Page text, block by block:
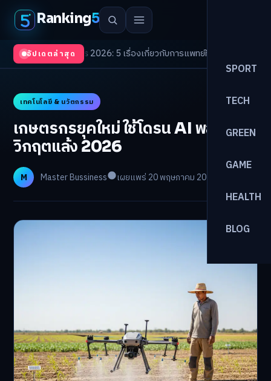
Ranking5
SPORT
TECH
GREEN
GAME
HEALTH
BLOG
อัปเดตล่าสุด
Trends 2026: 5 เรื่องเกี่ยวกับการแพทย์ที่ควรรู้/ดอกเบี้ยขาขึ้นรอบใหม่!
เทคโนโลยี & นวัตกรรม
เกษตรกรยุคใหม่ ใช้โดรน AI พลิก
วิกฤตแล้ง 2026
M Master Bussiness เผยแพร่ 20 พฤษภาคม 2026